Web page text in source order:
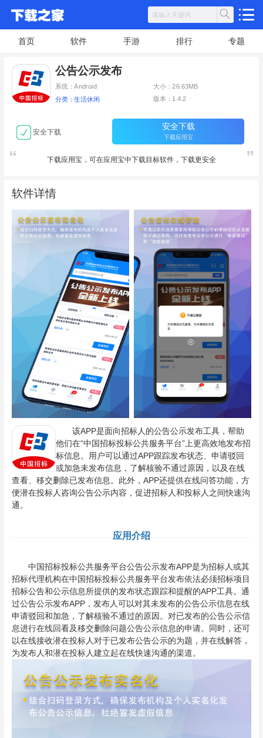
首页 软件 手游 排行 专题
公告公示发布
系统：Android 大小：26.63MB
分类：生活休闲 版本：1.4.2
安全下载
安全下载
下载应用宝
下载应用宝，可在应用宝中下载目标软件，下载更安全
软件详情
该APP是面向招标人的公告公示发布工具，帮助
他们在“中国招标投标公共服务平台”上更高效地发布招
标信息。用户可以通过APP跟踪发布状态、申请驳回
或加急未发布信息，了解核验不通过原因，以及在线
查看、移交删除已发布信息。此外，APP还提供在线问答功能，方
便潜在投标人咨询公告公示内容，促进招标人和投标人之间快速沟
通。
应用介绍
中国招标投标公共服务平台公告公示发布APP是为招标人或其
招标代理机构在中国招标投标公共服务平台发布依法必须招标项目
招标公告和公示信息所提供的发布状态跟踪和提醒的APP工具。通
过公告公示发布APP，发布人可以对其未发布的公告公示信息在线
申请驳回和加急，了解核验不通过的原因。对已发布的公告公示信
息进行在线回看及移交删除问题公告公示信息的申请。同时，还可
以在线接收潜在投标人对于已发布公告公示的为题，并在线解答，
为发布人和潜在投标人建立起在线快速沟通的渠道。